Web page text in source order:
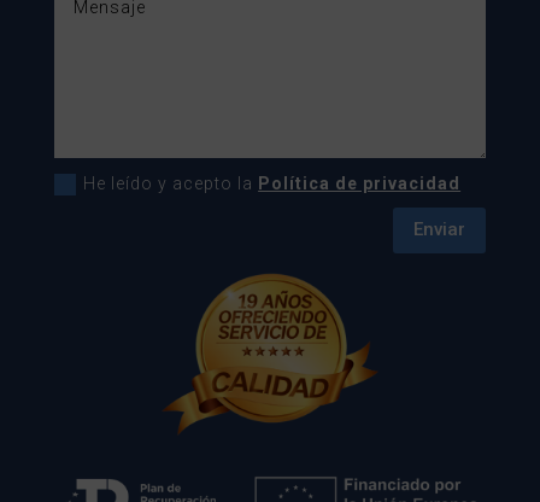
He leído y acepto la Política de privacidad
Enviar